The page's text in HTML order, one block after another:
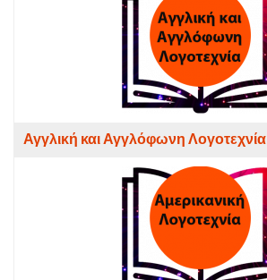
Αγγλική και Αγγλόφωνη Λογοτεχνία